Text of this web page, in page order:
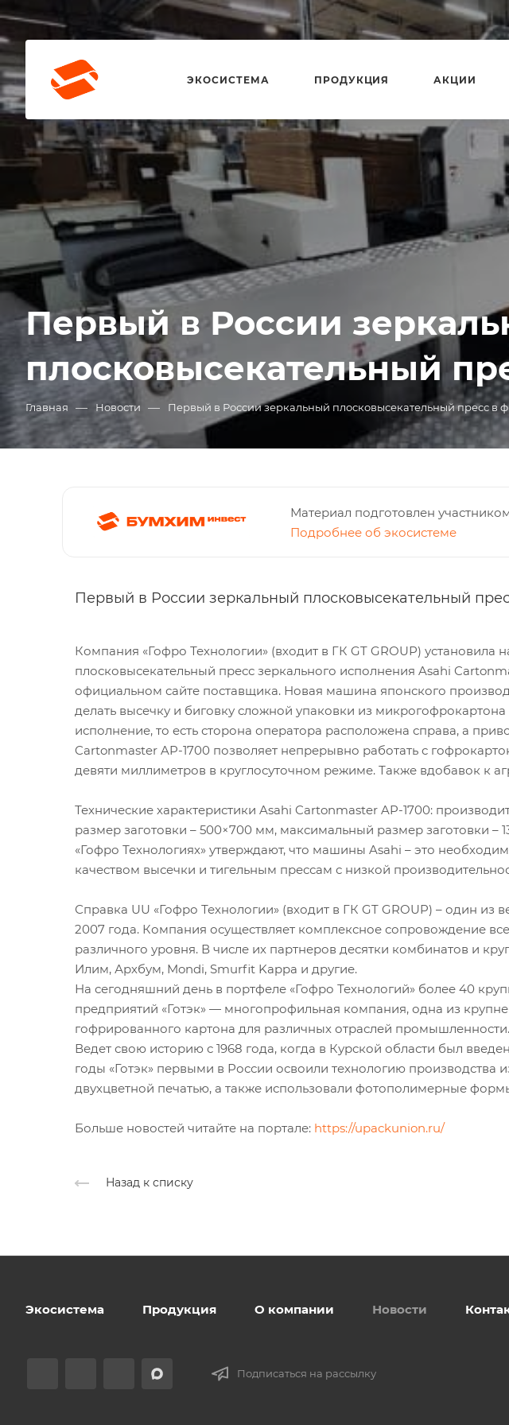
ЭКОСИСТЕМА ПРОДУКЦИЯ АКЦИИ
Первый в России
плосковысекательный
Главная — Новости — Первый в России зеркальный плосковысекательный пресс в
Материал подготовлен
Подробнее об экосистеме
Первый в России зеркальный плосковысекательный
Компания «Гофро Технологии» (входит в ГК GT GRОUР)
плосковысекательный пресс зеркального исполнения Asahi
официальном сайте поставщика. Новая машина японского
делать высечку и биговку сложной упаковки из
исполнение, то есть сторона оператора расположена справа, а
Cartonmaster AP-1700 позволяет непрерывно работать с
девяти миллиметров в круглосуточном режиме. Также вдобавок к
Технические характеристики Asahi Cartonmaster AP-1700:
размер заготовки – 500×700 мм, максимальный размер заготовки
«Гофро Технологиях» утверждают, что машины Asahi – это
качеством высечки и тигельным прессам с низкой
Справка UU «Гофро Технологии» (входит в ГК GT GROUP) – один
2007 года. Компания осуществляет комплексное сопровождение
различного уровня. В числе их партнеров десятки комбинатов и
Илим, Архбум, Mondi, Smurfit Kappa и другие.
На сегодняшний день в портфеле «Гофро Технологий» более 40
предприятий «Готэк» — многопрофильная компания, одна из
гофрированного картона для различных отраслей промышленности.
Ведет свою историю с 1968 года, когда в Курской области был
годы «Готэк» первыми в России освоили технологию
двухцветной печатью, а также использовали фотополимерные
Больше новостей читайте на портале: https://upackunion.ru/
Назад к списку
Экосистема Продукция О компании Новости
Подписаться на рассылку